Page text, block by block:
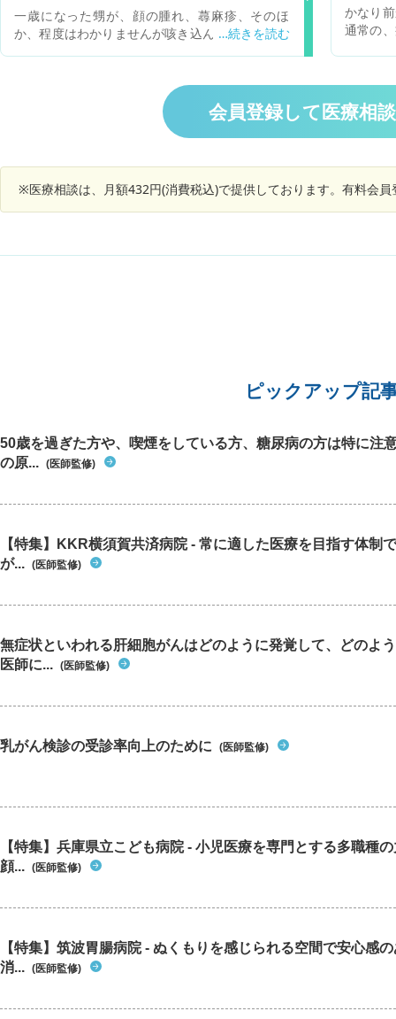
べるとこういう症状が出ると伝えましたが、特に
これと言った診断などはされていません。 セリア
ック病かどうか調べようと思うと、保険適用外な
などで全くご飯が食べられなくなったためネット
で調べたところ、2週間小麦粉を断つことで自己
診断ができると書いてあったので実践しました。
た時は、吐き気や震え、動悸などの症状で夜眠れ
ず、とても辛い思いをしました…。 それからほと
んどの小麦粉の製品を食べていません。 今はとて
も調子が良いです。 しょっちゅう起こしていた脂
した。胃痛や吐き気もしばらく起こしていませ
一歳になった甥が、顔の腫れ、蕁麻疹、そのほ
か、程度はわかりませんが咳き込んだりするなど
にエピペンを打ったとのことですが、病院にて処
置された今は少し症状も緩和しつつあるようで一
晩入院することになったとのことです。 新しく始
めた食べものがパンで、昨日からほんの少量ずつ
のですが以下の点について教えてください。 ①
一歳ですが、小麦などのアレルギー症状の検査は
なかったようでしたので質問いたしました。 よろ
かなり
通常の
ること
呼吸が
何か張
が吐き
断され
ギーな
会員登録して医療相
※医療相談は、月額432円(消費税込)で提供しております。有料会
ピックアップ記
50歳を過ぎた方や、喫煙をしている方、糖尿病の方は特に注
の原... (医師監修)
【特集】KKR横須賀共済病院 - 常に適した医療を目指す体制
が... (医師監修)
無症状といわれる肝細胞がんはどのように発覚して、どのよ
医師に... (医師監修)
乳がん検診の受診率向上のために (医師監修)
【特集】兵庫県立こども病院 - 小児医療を専門とする多職種
顔... (医師監修)
【特集】筑波胃腸病院 - ぬくもりを感じられる空間で安心感
消... (医師監修)